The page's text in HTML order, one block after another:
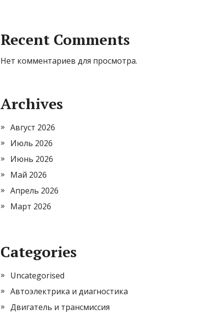
Recent Comments
Нет комментариев для просмотра.
Archives
Август 2026
Июль 2026
Июнь 2026
Май 2026
Апрель 2026
Март 2026
Categories
Uncategorised
Автоэлектрика и диагностика
Двигатель и трансмиссия